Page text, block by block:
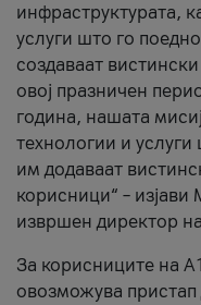
инфраструктурата,
услуги што го
создаваат
овој празничен
година, нашата
технологии и
им додаваат
корисници“ – изјави
извршен директор
За корисниците на
овозможува пристап